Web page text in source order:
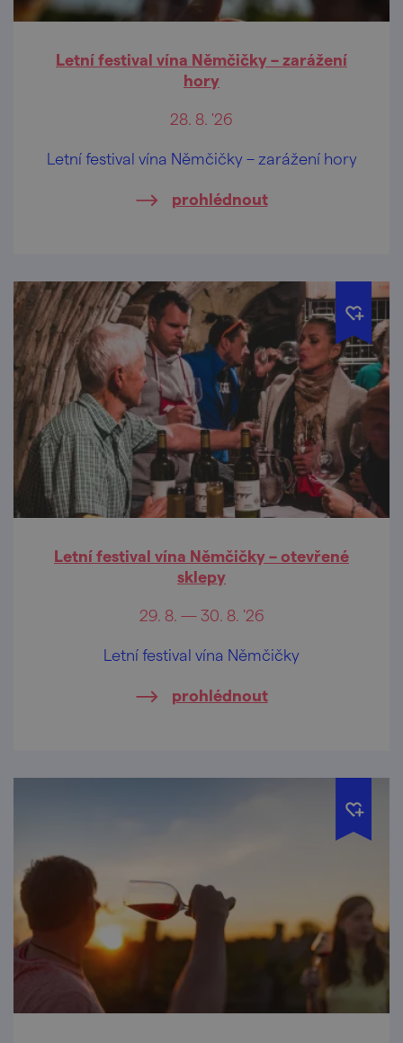
Letní festival vína Němčičky – zarážení
hory
28. 8. '26
Letní festival vína Němčičky – zarážení hory
prohlédnout
Letní festival vína Němčičky – otevřené
sklepy
29. 8. — 30. 8. '26
Letní festival vína Němčičky
prohlédnout